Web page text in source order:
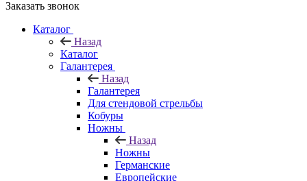
Заказать звонок
Каталог
Назад
Каталог
Галантерея
Назад
Галантерея
Для стендовой стрельбы
Кобуры
Ножны
Назад
Ножны
Германские
Европейские